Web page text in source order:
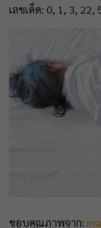
เลขเด็ด: 0, 1, 3, 22,
ขอบคุณภาพจาก: